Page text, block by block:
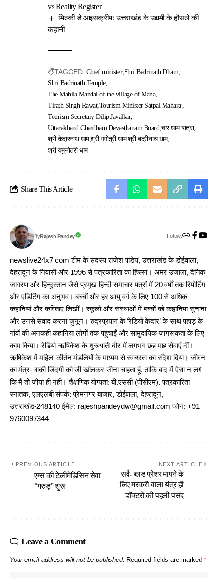
vs Reality Register
मिल्की डे आइसक्रीमः उत्तराखंड के उद्यमी के हौसले की
कहानी
TAGGED: Chief minister Shri Badrinath Dham
Shri Badrinath Temple
The Mahila Mandal of the village of Mana
Tirath Singh Rawat Tourism Minister Satpal Maharaj
Tourism Secretary Dilip Javalkar
Uttarakhand Chardham Devasthanam Board चार धाम यात्रा
श्री केदारनाथ धाम श्री गंगोत्री धाम श्री बदरीनाथ धाम
श्री यमुनोत्री धाम
Share This Article
ByRajesh Pandey Follow:
newslive24x7.com टीम के सदस्य राजेश पांडेय, उत्तराखंड के डोईवाला,
देहरादून के निवासी और 1996 से पत्रकारिता का हिस्सा। अमर उजाला, दैनिक
जागरण और हिन्दुस्तान जैसे प्रमुख हिन्दी समाचार पत्रों में 20 वर्षों तक रिपोर्टिंग
और एडिटिंग का अनुभव। बच्चों और हर आयु वर्ग के लिए 100 से अधिक
कहानियां और कविताएं लिखीं। स्कूलों और संस्थाओं में बच्चों को कहानियां सुनाना
और उनसे संवाद करना जुनून। रुद्रप्रयाग के ‘रेडियो केदार’ के साथ पहाड़ के
गांवों की अनकही कहानियां लोगों तक पहुंचाईं और सामुदायिक जागरूकता के लिए
काम किया। रेडियो ऋषिकेश के शुरुआती दौर में लगभग छह माह सेवाएं दीं।
ऋषिकेश में महिला कीर्तन मंडलियों के माध्यम से स्वच्छता का संदेश दिया। जीवन
का मंत्र- बाकी जिंदगी को जी खोलकर जीना चाहता हूं, ताकि बाद में ऐसा न लगे
कि मैं तो जीया ही नहीं। शैक्षणिक योग्यता: बी.एससी (पीसीएम), पत्रकारिता
स्नातक, एलएलबी संपर्क: प्रेमनगर बाजार, डोईवाला, देहरादून,
उत्तराखंड-248140 ईमेल: rajeshpandeydw@gmail.com फोन: +91
9760097344
PREVIOUS ARTICLE
एम्स की टेलीमेडिसिन सेवा
“गरुड़” शुरू
NEXT ARTICLE
सर्वेः ब्लड प्रेशर मापने के
लिए मरकरी वाला यंत्र ही
डॉक्टरों की पहली पसंद
Leave a Comment
Your email address will not be published. Required fields are marked *